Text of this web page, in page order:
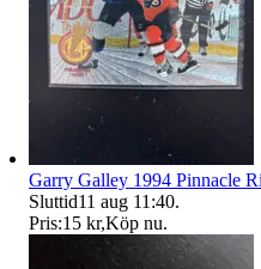
Garry Galley 1994 Pinnacle
Sluttid11 aug 11:40.
Pris:15 kr,Köp nu.